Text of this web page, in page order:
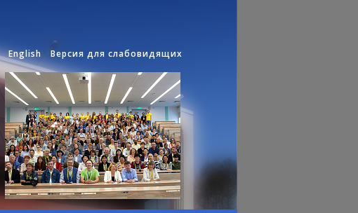
English Версия для слабовидящих